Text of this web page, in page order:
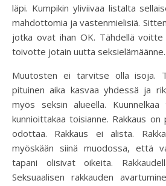
läpi. Kumpikin yliviivaa listalta
mahdottomia ja vastenmielisiä.
jotka ovat ihan OK. Tähdellä
toivotte jotain uutta seksielämäänne.
Muutosten ei tarvitse olla isoja.
pituinen aika kasvaa yhdessä ja
myös seksin alueella.
kunnioittakaa toisianne. Rakkaus on
odottaa. Rakkaus ei alista.
myöskään siinä muodossa, että
tapani olisivat oikeita.
Seksuaalisen rakkauden